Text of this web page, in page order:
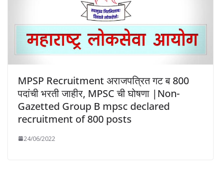
MPSP Recruitment अराजपत्रित गट ब 800
पदांची भरती जाहीर, MPSC ची घोषणा |Non-
Gazetted Group B mpsc declared
recruitment of 800 posts
24/06/2022